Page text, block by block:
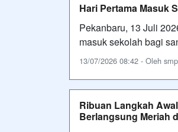
Hari Pertama Masuk
Pekanbaru, 13 Juli
masuk sekolah bagi
13/07/2026 08:42 - Oleh
Ribuan Langkah
Berlangsung Meriah